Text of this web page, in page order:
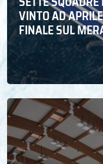
VINTO AD
FINALE SUL